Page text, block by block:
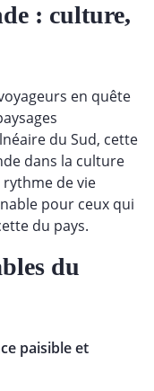
: culture,
en quête
du Sud, cette
dans la culture
de vie
pour ceux qui
du pays.
du
paisible et